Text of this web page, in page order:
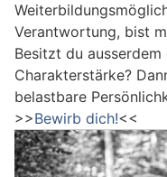
Verantwortung, bist
Besitzt du
Charakterstärke?
belastbare
>>Bewirb dich!<<